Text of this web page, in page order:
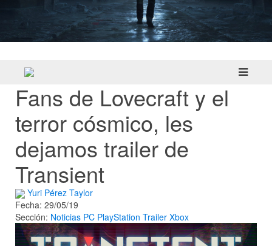
Fans de Lovecraft y el
terror cósmico, les
dejamos trailer de
Transient
Yuri Pérez Taylor
Fecha: 29/05/19
Sección: Noticias PC PlayStation Trailer Xbox